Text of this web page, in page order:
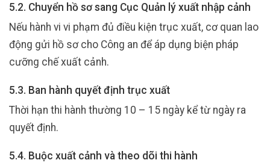
5.2. Chuyển hồ sơ sang Cục Quản lý xuất nhập cảnh
Nếu hành vi vi phạm đủ điều kiện trục xuất, cơ quan lao
động gửi hồ sơ cho Công an để áp dụng biện pháp
cưỡng chế xuất cảnh.
5.3. Ban hành quyết định trục xuất
Thời hạn thi hành thường 10 – 15 ngày kể từ ngày ra
quyết định.
5.4. Buộc xuất cảnh và theo dõi thi hành